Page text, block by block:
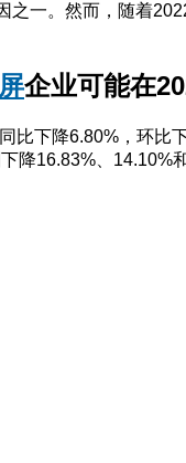
之一。然而，随着
企业可能在
比下降6.80%，环比
降16.83%、14.10%和